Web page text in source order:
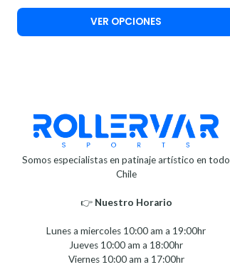
VER OPCIONES
Somos especialistas en patinaje artístico en todo
Chile
👉 Nuestro Horario⁣⁣
Lunes a miercoles 10:00 am a 19:00hr
Jueves 10:00 am a 18:00hr
Viernes 10:00 am a 17:00hr